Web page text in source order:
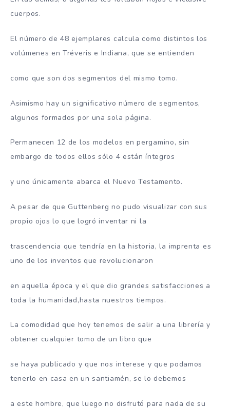
cuerpos.
El número de 48 ejemplares calcula como distintos los
volúmenes en Tréveris e Indiana, que se entienden
como que son dos segmentos del mismo tomo.
Asimismo hay un significativo número de segmentos,
algunos formados por una sola página.
Permanecen 12 de los modelos en pergamino, sin
embargo de todos ellos sólo 4 están íntegros
y uno únicamente abarca el Nuevo Testamento.
A pesar de que Guttenberg no pudo visualizar con sus
propio ojos lo que logró inventar ni la
trascendencia que tendría en la historia, la imprenta es
uno de los inventos que revolucionaron
en aquella época y el que dio grandes satisfacciones a
toda la humanidad,hasta nuestros tiempos.
La comodidad que hoy tenemos de salir a una librería y
obtener cualquier tomo de un libro que
se haya publicado y que nos interese y que podamos
tenerlo en casa en un santiamén, se lo debemos
a este hombre, que luego no disfrutó para nada de su